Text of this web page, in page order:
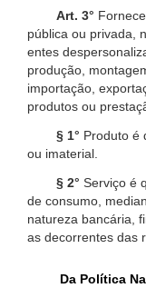
Art. 3°
pública ou privada,
entes
produção,
importação,
produtos ou
§ 1° Produto é
ou imaterial.
§ 2° Serviço é
de consumo,
natureza bancária,
as decorrentes das
Da Política